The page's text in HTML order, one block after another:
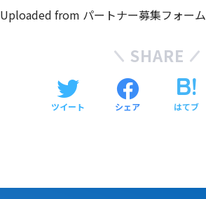
Uploaded from パートナー募集フォーム
SHARE
ツイート シェア はてブ